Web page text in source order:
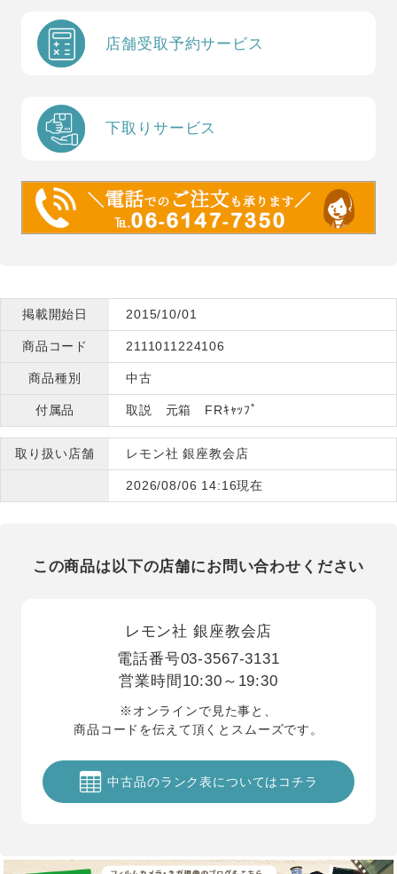
店舗受取予約サービス
下取りサービス
掲載開始日 2015/10/01
商品コード 2111011224106
商品種別 中古
付属品 取説 元箱 FRｷｬｯﾌﾟ
取り扱い店舗 レモン社 銀座教会店
2026/08/06 14:16現在
この商品は以下の店舗にお問い合わせください
レモン社 銀座教会店
電話番号03-3567-3131
営業時間 10:30～19:30
※オンラインで見た事と、
商品コードを伝えて頂くとスムーズです。
中古品のランク表についてはコチラ